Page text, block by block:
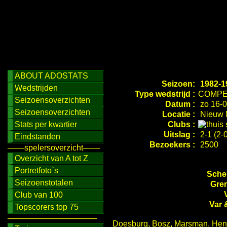
ABOUT ADOSTATS
Wedstrijden
Seizoensoverzichten
Seizoensoverzichten
Stats per kwartier
Eindstanden
───spelersoverzicht───
Overzicht van A tot Z
Portretfoto`s
Seizoenstotalen
Club van 100
Topscorers top 75
────────────────
Seizoen:
1982-
Type wedstrijd :
Datum :
zo 16-
Locatie :
Nieuw
Clubs :
Uitslag :
2-1 (2-
Bezoekers :
2500
Var
Doesburg, Bosz, Marsman,